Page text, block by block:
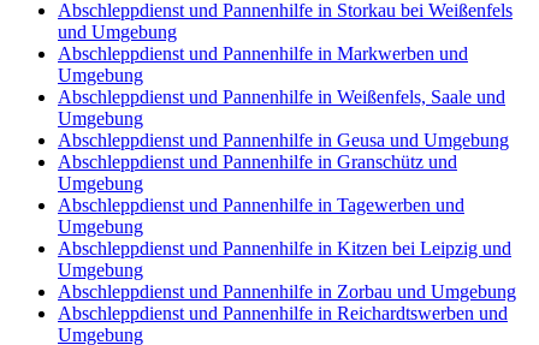
Abschleppdienst und Pannenhilfe in Storkau bei Weißenfels
und Umgebung
Abschleppdienst und Pannenhilfe in Markwerben und
Umgebung
Abschleppdienst und Pannenhilfe in Weißenfels, Saale und
Umgebung
Abschleppdienst und Pannenhilfe in Geusa und Umgebung
Abschleppdienst und Pannenhilfe in Granschütz und
Umgebung
Abschleppdienst und Pannenhilfe in Tagewerben und
Umgebung
Abschleppdienst und Pannenhilfe in Kitzen bei Leipzig und
Umgebung
Abschleppdienst und Pannenhilfe in Zorbau und Umgebung
Abschleppdienst und Pannenhilfe in Reichardtswerben und
Umgebung